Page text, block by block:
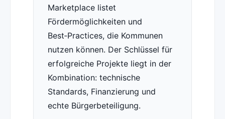
Marketplace listet
Fördermöglichkeiten und
Best‑Practices, die Kommunen
nutzen können. Der Schlüssel für
erfolgreiche Projekte liegt in der
Kombination: technische
Standards, Finanzierung und
echte Bürgerbeteiligung.